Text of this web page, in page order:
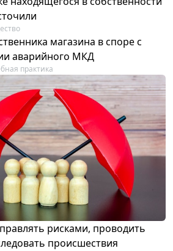
магазина в споре с
аварийного МКД
практика
рисками, проводить
происшествия